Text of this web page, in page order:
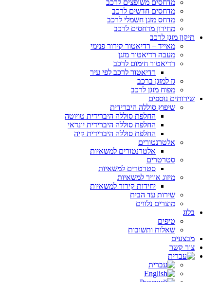
מדחסים משופצים לרכב
מדחסים חדשים לרכב
מדחס מזגן חשמלי לרכב
מחירון מדחסים לרכב
תיקון מזגן לרכב
מאייד – רדיאטור קירור פנימי
מעבה רדיאטור מזגן
רדיאטור חימום לרכב
רדיאטור לרכב לפי עיר
גז למזגן ברכב
מפוח מזגן לרכב
שירותים נוספים
שיפוץ סוללה היברידית
החלפת סוללה היברידית טויוטה
החלפת סוללה היברידית יונדאי
החלפת סוללה היברידית קיה
אלטרנטורים
אלטרנטורים למשאיות
סטרטרים
סטרטרים למשאיות
מיזוג אוויר למשאיות
יחידות קירור למשאיות
שירות עד הבית
מוצרים נלווים
בלוג
טיפים
שאלות ותשובות
מבצעים
צור קשר